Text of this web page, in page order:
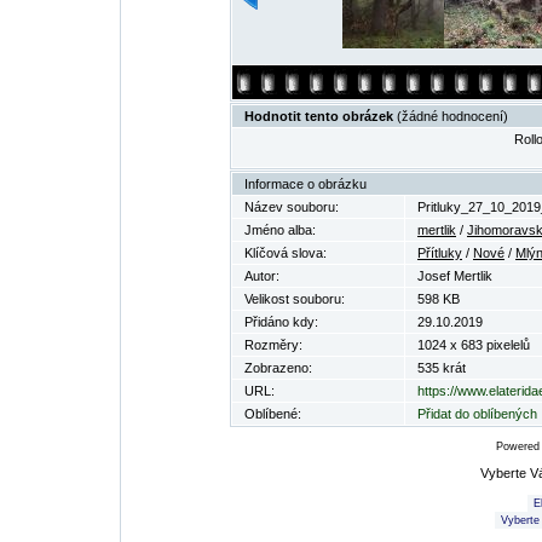
Hodnotit tento obrázek (žádné hodnocení)
Informace o obrázku
Název souboru:
Jméno alba:
mertlik /
Klíčová slova:
Přítluky / Nové /
Autor:
Josef Mertlik
Velikost souboru:
598 KB
Přidáno kdy:
29.10.2019
Rozměry:
1024 x 683 pixelelů
Zobrazeno:
535 krát
URL:
https://
Oblíbené:
Přidat do oblíbených
Vyberte